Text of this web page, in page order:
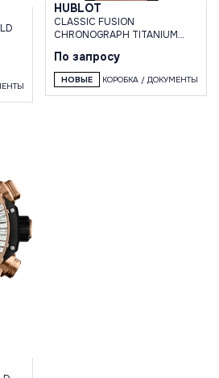
HUBLOT
CLASSIC FUSION
CHRONOGRAPH TITANIUM
По запросу
НОВЫЕ КОРОБКА / ДОКУМЕНТЫ